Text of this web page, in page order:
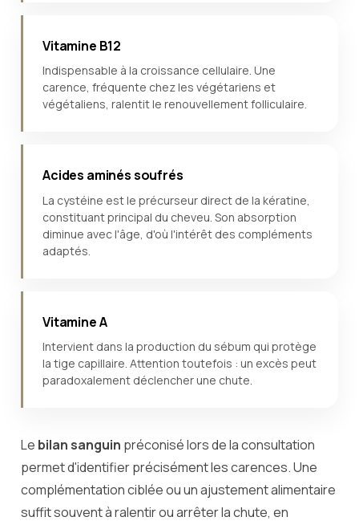
Vitamine B12
Indispensable à la croissance cellulaire. Une
carence, fréquente chez les végétariens et
végétaliens, ralentit le renouvellement folliculaire.
Acides aminés soufrés
La cystéine est le précurseur direct de la kératine,
constituant principal du cheveu. Son absorption
diminue avec l'âge, d'où l'intérêt des compléments
adaptés.
Vitamine A
Intervient dans la production du sébum qui protège
la tige capillaire. Attention toutefois : un excès peut
paradoxalement déclencher une chute.
Le bilan sanguin préconisé lors de la consultation
permet d'identifier précisément les carences. Une
complémentation ciblée ou un ajustement alimentaire
suffit souvent à ralentir ou arrêter la chute, en